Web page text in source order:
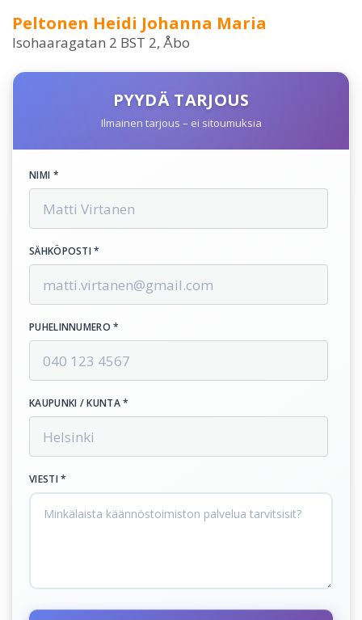
Peltonen Heidi Johanna Maria
Isohaaragatan 2 BST 2, Åbo
PYYDÄ TARJOUS
Ilmainen tarjous – ei sitoumuksia
NIMI *
SÄHKÖPOSTI *
PUHELINNUMERO *
KAUPUNKI / KUNTA *
VIESTI *